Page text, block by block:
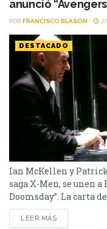
anunció
POR FRANCISCO BLASON
DESTACADO
Ian McKellen y
saga X-Men, se unen a
Doomsday”. La carta
que Marvel tenía bajo
Doomsday sea un
LEER MÁS